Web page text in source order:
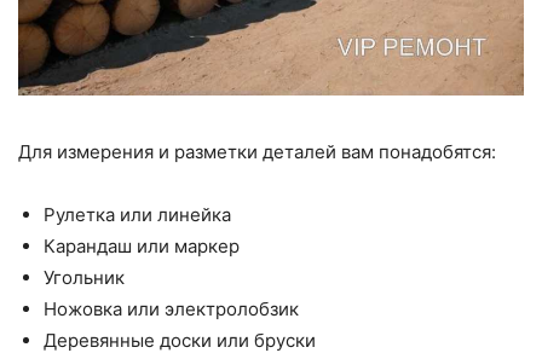
Для измерения и разметки деталей вам понадобятся:
Рулетка или линейка
Карандаш или маркер
Угольник
Ножовка или электролобзик
Деревянные доски или бруски